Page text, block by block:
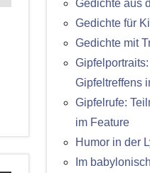
Gedichte aus
Gedichte für
Gedichte mit
Gipfeltreffens
Gipfelrufe:
im Feature
Humor in der
Im